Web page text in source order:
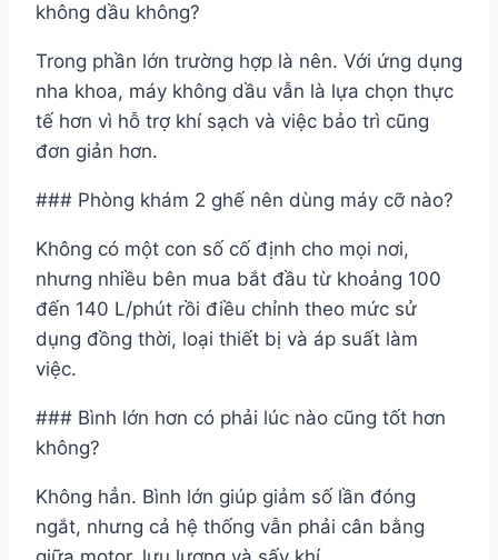
không dầu không?
Trong phần lớn trường hợp là nên. Với ứng dụng
nha khoa, máy không dầu vẫn là lựa chọn thực
tế hơn vì hỗ trợ khí sạch và việc bảo trì cũng
đơn giản hơn.
### Phòng khám 2 ghế nên dùng máy cỡ nào?
Không có một con số cố định cho mọi nơi,
nhưng nhiều bên mua bắt đầu từ khoảng 100
đến 140 L/phút rồi điều chỉnh theo mức sử
dụng đồng thời, loại thiết bị và áp suất làm
việc.
### Bình lớn hơn có phải lúc nào cũng tốt hơn
không?
Không hẳn. Bình lớn giúp giảm số lần đóng
ngắt, nhưng cả hệ thống vẫn phải cân bằng